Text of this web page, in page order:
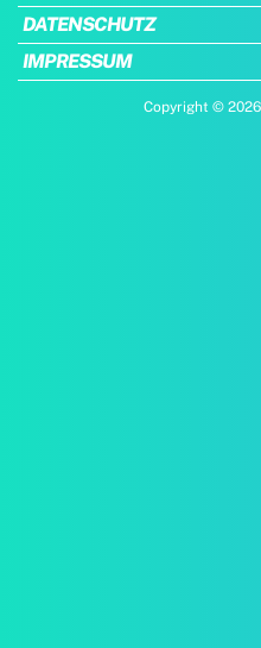
DATENSCHUTZ
IMPRESSUM
Copyright ©